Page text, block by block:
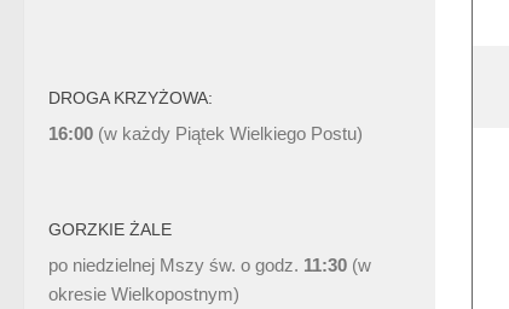
DROGA KRZYŻOWA:
16:00 (w każdy Piątek Wielkiego Postu)
GORZKIE ŻALE
po niedzielnej Mszy św. o godz. 11:30 (w
okresie Wielkopostnym)